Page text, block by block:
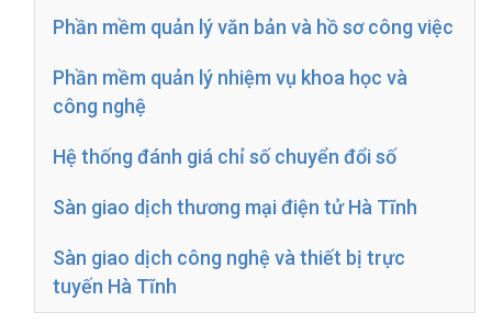
Phần mềm quản lý văn bản và hồ sơ công việc
Phần mềm quản lý nhiệm vụ khoa học và
công nghệ
Hệ thống đánh giá chỉ số chuyển đổi số
Sàn giao dịch thương mại điện tử Hà Tĩnh
Sàn giao dịch công nghệ và thiết bị trực
tuyến Hà Tĩnh